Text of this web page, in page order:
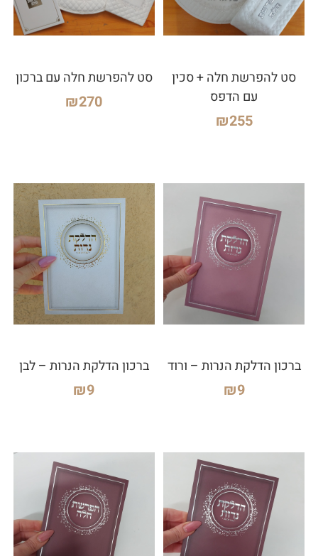
סט להפרשת חלה + סכין
עם הדפס
₪255
סט להפרשת חלה עם ברכון
₪270
ברכון הדלקת הנרות – ורוד
₪9
ברכון הדלקת הנרות – לבן
₪9